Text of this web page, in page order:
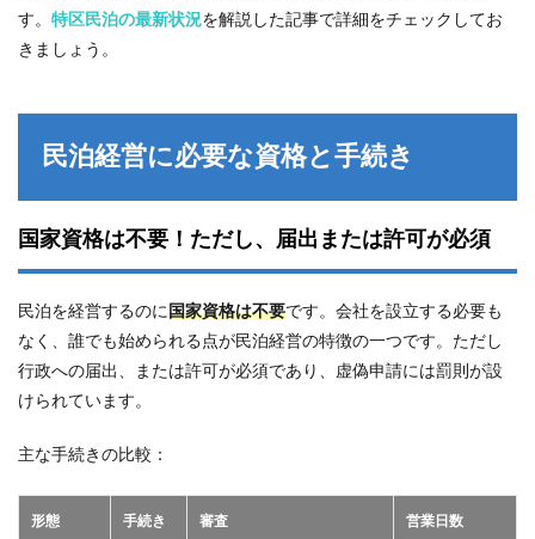
要】
民泊
くあ
敗例
い収
支計
画に
よる
ショ
②集
す。 特区民泊の最新状況を解説した記事で詳細をチェックしてお
きましょう。
民泊経営に必要な資格と手続き
国家資格は不要！ただし、届出または許可が必須
民泊を経営するのに国家資格は不要です。会社を設立する必要も
なく、誰でも始められる点が民泊経営の特徴の一つです。ただし
行政への届出、または許可が必須であり、虚偽申請には罰則が設
けられています。
主な手続きの比較：
形態 手続き 審査 営業日数